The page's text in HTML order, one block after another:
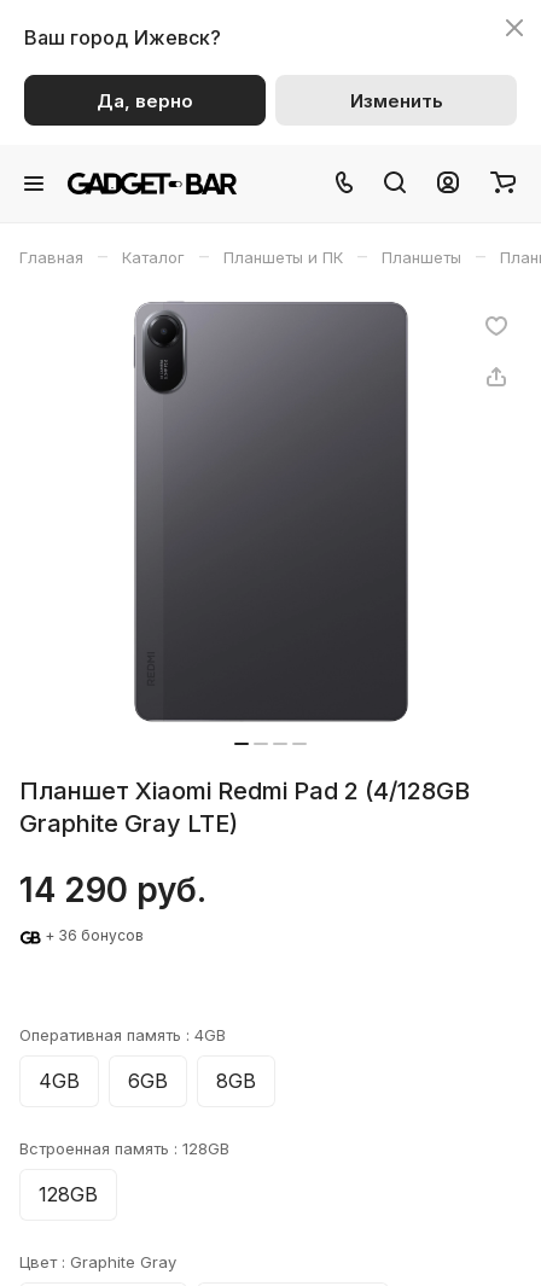
Ваш город Ижевск?
Да, верно Изменить
Главная – Каталог – Планшеты и ПК – Планшеты –
Планшет Xiaomi Redmi Pad 2 (4/128GB
Graphite Gray LTE)
14 290 руб.
+ 36 бонусов
Оперативная память : 4GB
4GB 6GB 8GB
Встроенная память : 128GB
128GB
Цвет : Graphite Gray